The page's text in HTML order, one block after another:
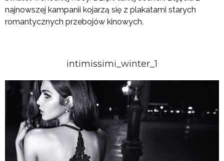
najnowszej kampanii kojarzą się z plakatami starych
romantycznych przebojów kinowych.
intimissimi_winter_1